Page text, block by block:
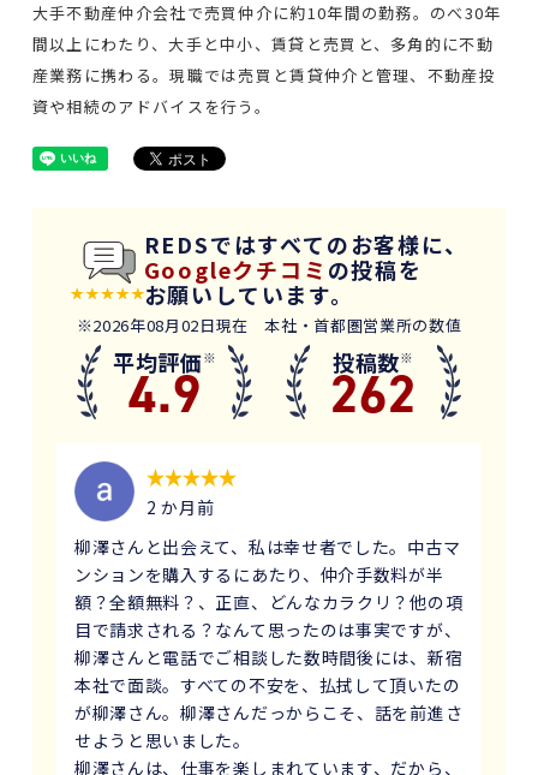
大手不動産仲介会社で売買仲介に約10年間の勤務。のべ30年
間以上にわたり、大手と中小、賃貸と売買と、多角的に不動
産業務に携わる。現職では売買と賃貸仲介と管理、不動産投
資や相続のアドバイスを行う。
REDSではすべてのお客様に、
Googleクチコミ の投稿を
お願いしています。
※2026年08月02日現在 本社・首都圏営業所の数値
平均評価※
4.9 投稿数※
262
2 か月前
柳澤さんと出会えて、私は幸せ者でした。中古マ
ンションを購入するにあたり、仲介手数料が半
額？全額無料？、正直、どんなカラクリ？他の項
目で請求される？なんて思ったのは事実ですが、
柳澤さんと電話でご相談した数時間後には、新宿
本社で面談。すべての不安を、払拭して頂いたの
が柳澤さん。柳澤さんだっからこそ、話を前進さ
せようと思いました。
柳澤さんは、仕事を楽しまれています、だから、